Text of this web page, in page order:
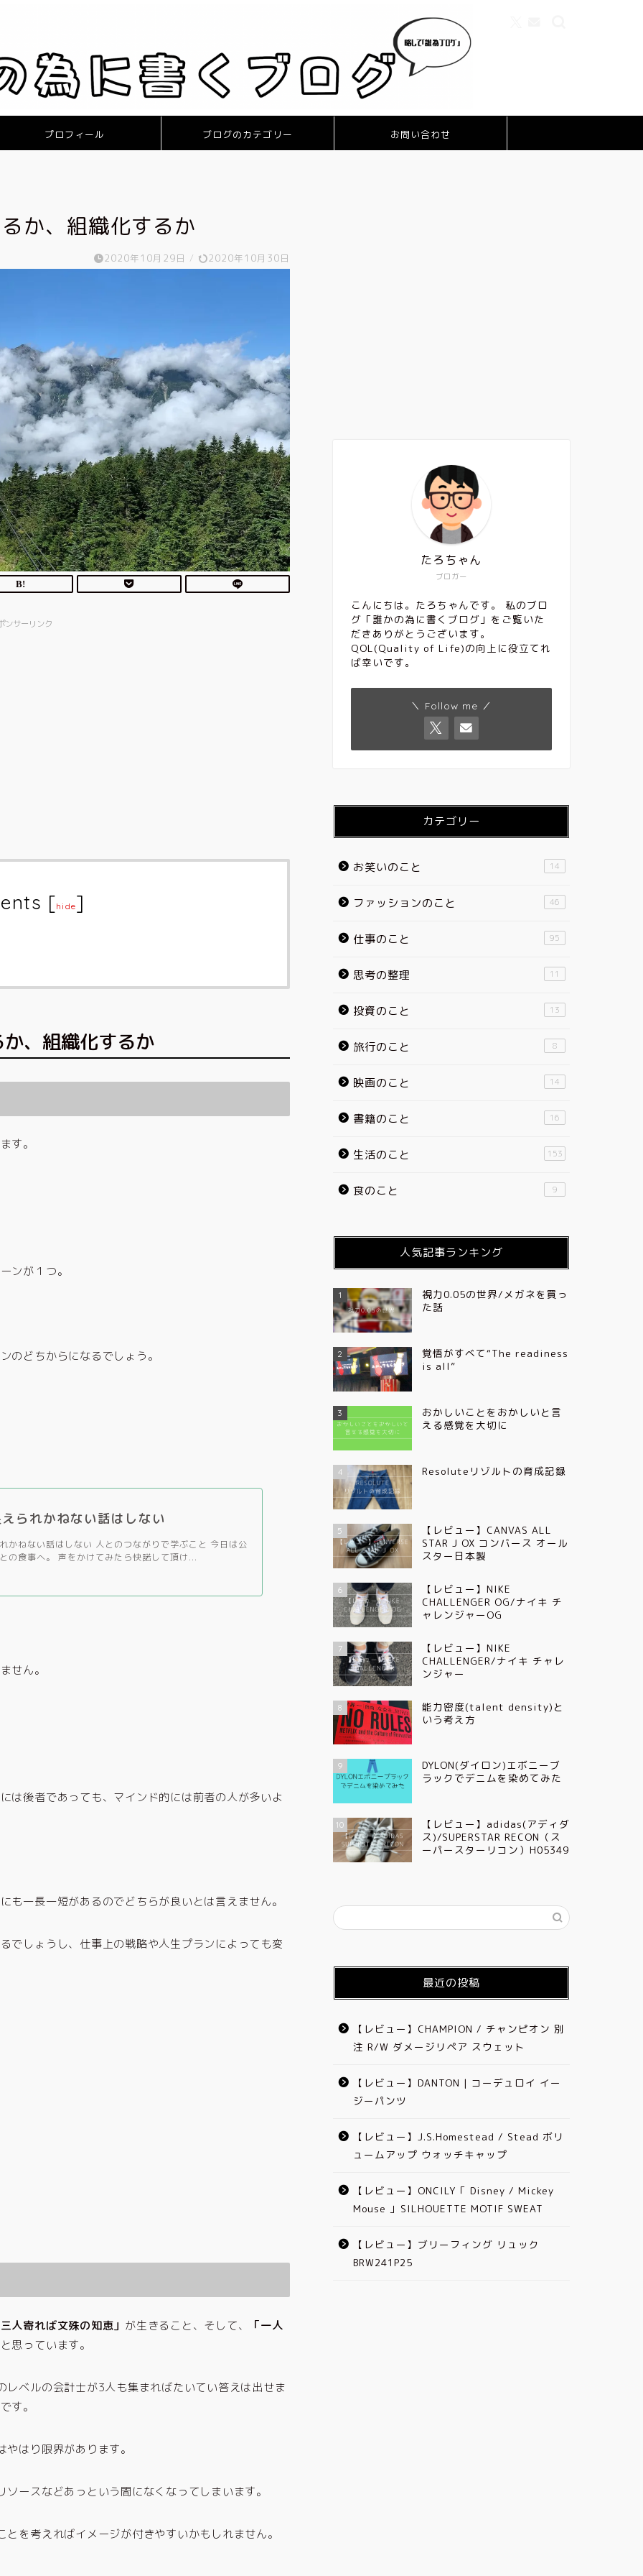
プロフィール ブログのカテゴリー お問い合わせ
か、組織化するか
2020年10月29日 / 2020年10月30日
ンサーリンク
[hide]
、組織化するか
す。
ンが１つ。
のどちからになるでしょう。
られかねない話はしない
かねない話はしない 人とのつながりで学ぶこと 今日は公
の食事へ。 声をかけてみたら快諾して頂け...
せん。
は後者であっても、マインド的には前者の人が多いよ
一長一短があるのでどちらが良いとは言えません。
でしょうし、仕事上の戦略や人生プランによっても変
人寄れば文殊の知恵」 が生きること、そして、
「一人
思っています。
ベルの会計士が3人も集まればたいてい答えは出せま
す。
はり限界があります。
ースなどあっという間になくなってしまいます。
を考えればイメージが付きやすいかもしれません。
ブロガー
たろちゃん
こんにちは。たろちゃんです。 私のブロ
グ「誰かの為に書くブログ」をご覧いた
だきありがとうございます。
QOL(Quality of Life)の向上に役立てれ
ば幸いです。
＼ Follow me ／
カテゴリー
お笑いのこと 14
ファッションのこと 46
仕事のこと 95
思考の整理 11
投資のこと 13
旅行のこと 8
映画のこと 14
書籍のこと 16
生活のこと 153
食のこと 9
人気記事ランキング
1
視力0.05の世界/メガネを買っ
た話
2
覚悟がすべて“The readiness
is all”
3
おかしいことをおかしいと言
える感覚を大切に
4 Resoluteリゾルトの育成記録
5
【レビュー】CANVAS ALL
STAR J OX コンバース オール
スター日本製
6
【レビュー】NIKE
CHALLENGER OG/ナイキ チ
ャレンジャーOG
7
【レビュー】NIKE
CHALLENGER/ナイキ チャレ
ンジャー
8
能力密度(talent density)と
いう考え方
9
DYLON(ダイロン)エボニーブ
ラックでデニムを染めてみた
10
【レビュー】adidas(アディダ
ス)/SUPERSTAR RECON（ス
ーパースターリコン）H05349
最近の投稿
【レビュー】CHAMPION / チャンピオン 別
注 R/W ダメージリペア スウェット
【レビュー】DANTON | コーデュロイ イー
ジーパンツ
【レビュー】J.S.Homestead / Stead ボリ
ュームアップ ウォッチキャップ
【レビュー】ONCILY「 Disney / Mickey
Mouse 」SILHOUETTE MOTIF SWEAT
【レビュー】ブリーフィング リュック
BRW241P25